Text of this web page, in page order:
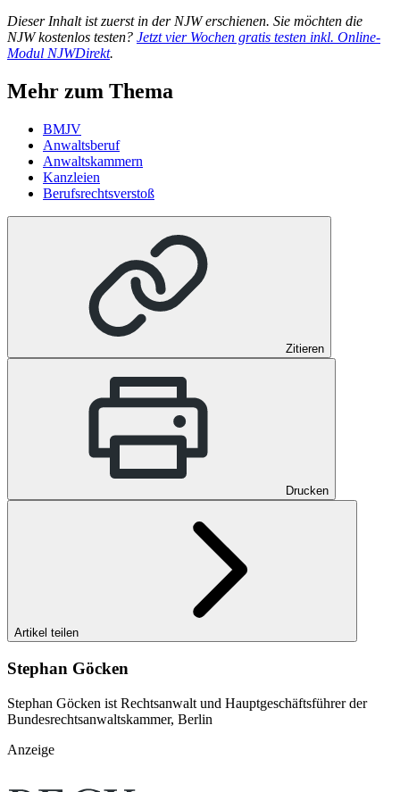
Dieser Inhalt ist zuerst in der NJW erschienen. Sie möchten die
NJW kostenlos testen? Jetzt vier Wo­chen gra­tis tes­ten inkl. On­line-
Modul NJW­Di­rekt.
Mehr zum Thema
BMJV
Anwaltsberuf
Anwaltskammern
Kanzleien
Berufsrechtsverstoß
Zitieren
Drucken
Artikel teilen
Stephan Göcken
Stephan Göcken ist Rechtsanwalt und Hauptgeschäftsführer der
Bundesrechtsanwaltskammer, Berlin
Anzeige